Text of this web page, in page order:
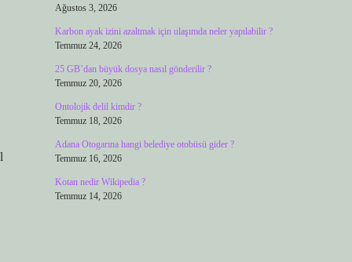
Ağustos 3, 2026
Karbon ayak izini azaltmak için ulaşımda neler yapılabilir ?
Temmuz 24, 2026
25 GB’dan büyük dosya nasıl gönderilir ?
Temmuz 20, 2026
Ontolojik delil kimdir ?
Temmuz 18, 2026
Adana Otogarına hangi belediye otobüsü gider ?
Temmuz 16, 2026
Kotan nedir Wikipedia ?
Temmuz 14, 2026